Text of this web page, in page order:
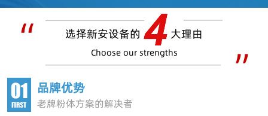
选择新安设备的 大理由
Choose our strengths
品牌优势
老牌粉体方案的解决者